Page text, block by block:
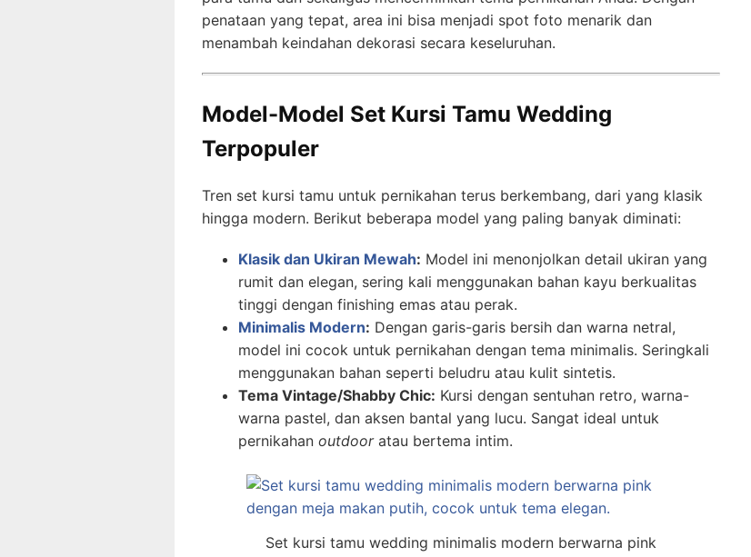
penataan yang tepat, area ini bisa menjadi spot foto menarik dan
menambah keindahan dekorasi secara keseluruhan.
Model-Model Set Kursi Tamu Wedding
Terpopuler
Tren set kursi tamu untuk pernikahan terus berkembang, dari yang klasik
hingga modern. Berikut beberapa model yang paling banyak diminati:
Klasik dan Ukiran Mewah: Model ini menonjolkan detail ukiran yang
rumit dan elegan, sering kali menggunakan bahan kayu berkualitas
tinggi dengan finishing emas atau perak.
Minimalis Modern: Dengan garis-garis bersih dan warna netral,
model ini cocok untuk pernikahan dengan tema minimalis. Seringkali
menggunakan bahan seperti beludru atau kulit sintetis.
Tema Vintage/Shabby Chic: Kursi dengan sentuhan retro, warna-
warna pastel, dan aksen bantal yang lucu. Sangat ideal untuk
pernikahan outdooratau bertema intim.
Set kursi tamu wedding minimalis modern berwarna pink